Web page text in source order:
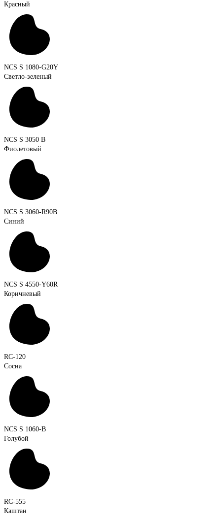
Красный
NCS S 1080-G20Y
Светло-зеленый
NCS S 3050 B
Фиолетовый
NCS S 3060-R90B
Синий
NCS S 4550-Y60R
Коричневый
RC-120
Сосна
NCS S 1060-B
Голубой
RC-555
Каштан